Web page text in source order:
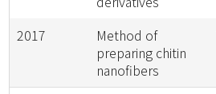
2017
Method of
preparing chitin
nanofibers